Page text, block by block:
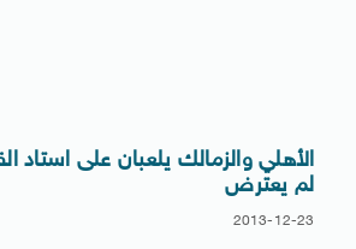
الأهلي والزمالك يلعبان على استاد
لم يعترض
2013-12-23